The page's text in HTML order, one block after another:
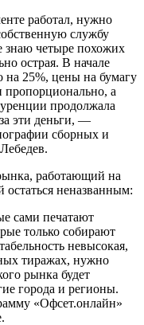
работал, нужно
службу
знаю четыре похожих
острая. В начале
на 25%, цены на бумагу
пропорционально, а
продолжала
эти деньги, —
сборных и
работающий на
неназванным:
сами печатают
только собирают
невысокая,
тиражах, нужно
рынка будет
города и регионы.
«Офсет.онлайн»